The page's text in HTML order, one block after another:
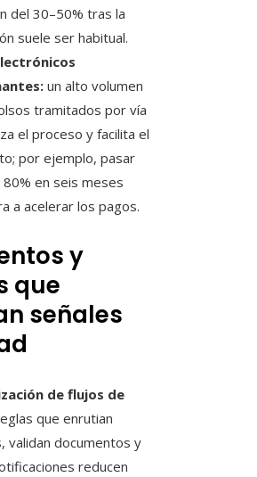
del 30–50% tras la
suele ser habitual.
un alto volumen
tramitados por vía
el proceso y facilita el
por ejemplo, pasar
80% en seis meses
a acelerar los pagos.
y
que
señales
de flujos de
que enrutian
validan documentos y
reducen